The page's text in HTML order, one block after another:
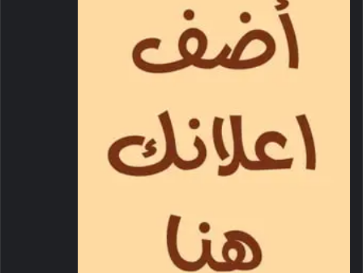
الدولة هذه الاجتماعات يأتي في إطار نهجها الراسخ في التعاون
لتعزيز جهود دول العالم والمجتمع الدولي نحو مجتمعات آمنة
ومستقرة. من جانبهم أعرب الوفد عن شكرهم وتقديرهم لاستضافة
دولة الإمارات هذه الاجتماعات والملتقيات الدولية الهامة وحرصها
وضم الوفد عدداً من وزراء الداخلية في الدول الأعضاء في التحالف
الأمني بجانب مسؤولي عدد من المنظمات والوكالات الإقليمية
والدولية المشاركين في الحوار الإستراتيجي المتعلق باستحداث بنية
فاعلة ومتعددة الأطراف للعمل الشرطي من أجل مواجهة التحديات
محمد بن علي كومان الأمين العام لمجلس وزراء الداخلية العرب
وسعادة اللواء أحمد ناصر الريسي رئيس المنظمة الدولية للشرطة
الجنائية “الإنتربول” وسعادة يورغن شتوك الأمين العام للمنظمة